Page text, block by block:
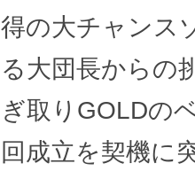
得の大チャンス
る大団長からの
ぎ取りGOLDの
回成立を契機に